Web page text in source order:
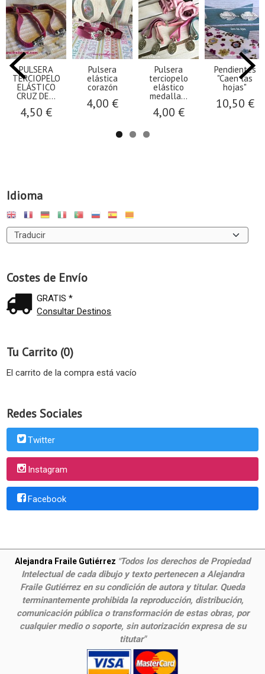
Idioma
Costes de Envío
GRATIS *
Consultar Destinos
Tu Carrito (0)
El carrito de la compra está vacío
Redes Sociales
Twitter
Instagram
Facebook
PULSERA
TERCIOPELO
ELÁSTICO
CRUZ DE...
4,50 €
Pulsera
elástica
corazón
4,00 €
Pulsera
terciopelo
elástico
medalla...
4,00 €
Pendientes
"Caen las
hojas"
10,50 €
Alejandra Fraile Gutiérrez "Todos los derechos de Propiedad
Intelectual de cada dibujo y texto pertenecen a Alejandra
Fraile Gutiérrez en su condición de autora y titular. Queda
terminantemente prohibida la reproducción, distribución,
comunicación pública o transformación de estas obras, por
cualquier medio o soporte, sin autorización expresa de su
titutar"